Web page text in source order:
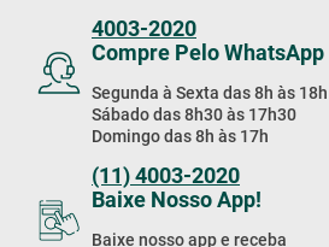
4003-2020
Compre Pelo WhatsApp
Segunda à Sexta das 8h às 18h
Sábado das 8h30 às 17h30
Domingo das 8h às 17h
(11) 4003-2020
Baixe Nosso App!
Baixe nosso app e receba